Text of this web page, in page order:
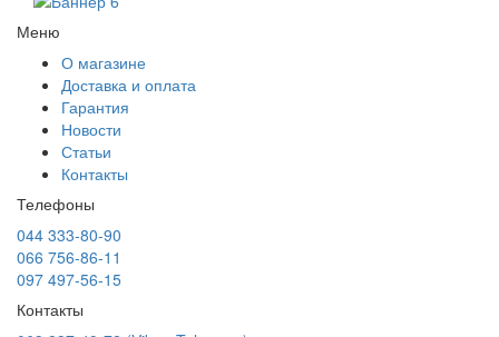
Меню
О магазине
Доставка и оплата
Гарантия
Новости
Статьи
Контакты
Телефоны
044 333-80-90
066 756-86-11
097 497-56-15
Контакты